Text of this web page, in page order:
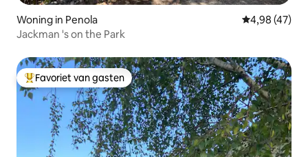
Woning in Penola Gemiddelde
4,98 (47)
Jackman 's on the Park
Topfavoriet van gasten
Favoriet van gasten